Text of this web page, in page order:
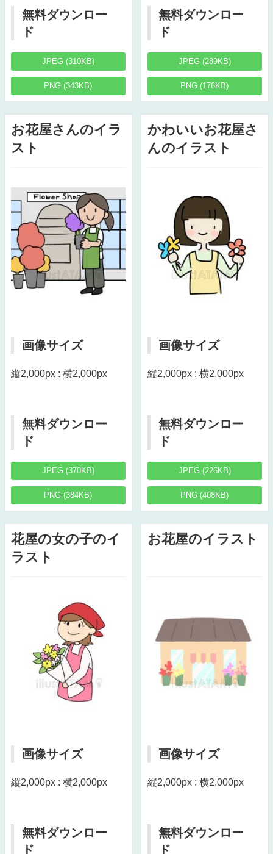
無料ダウンロー
ド
JPEG (310KB)
PNG (343KB)
無料ダウンロー
ド
JPEG (289KB)
PNG (176KB)
お花屋さんのイラ
スト
画像サイズ
縦2,000px : 横2,000px
無料ダウンロー
ド
JPEG (370KB)
PNG (384KB)
かわいいお花屋さ
んのイラスト
画像サイズ
縦2,000px : 横2,000px
無料ダウンロー
ド
JPEG (226KB)
PNG (408KB)
花屋の女の子のイ
ラスト
画像サイズ
縦2,000px : 横2,000px
無料ダウンロー
ド
お花屋のイラスト
画像サイズ
縦2,000px : 横2,000px
無料ダウンロー
ド